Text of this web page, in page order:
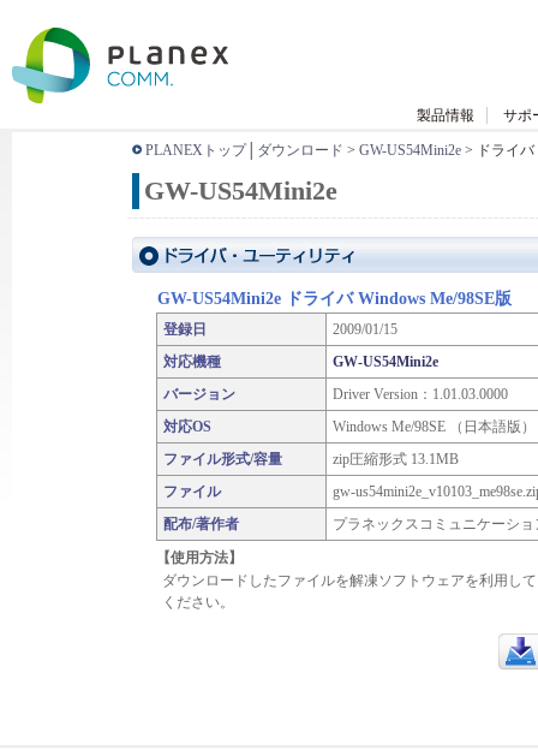
製品情報 サポ
PLANEXトップ│ ダウンロード > GW-US54Mini2e> ドライバ
GW-US54Mini2e
GW-US54Mini2e ドライバ Windows Me/98SE版
登録日
2009/01/15
対応機種
GW-US54Mini2e
バージョン
Driver Version：1.01.03.0000
対応OS
Windows Me/98SE （日本語版）
ファイル形式/容量
zip圧縮形式 13.1MB
ファイル
gw-
配布/著作者
プラネックスコミュニケーシ
【使用方法】
ダウンロードしたファイルを解凍ソフトウェアを利用し
ください。